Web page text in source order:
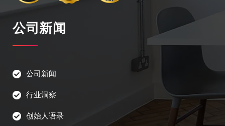
公司新闻
公司新闻
行业洞察
创始人语录